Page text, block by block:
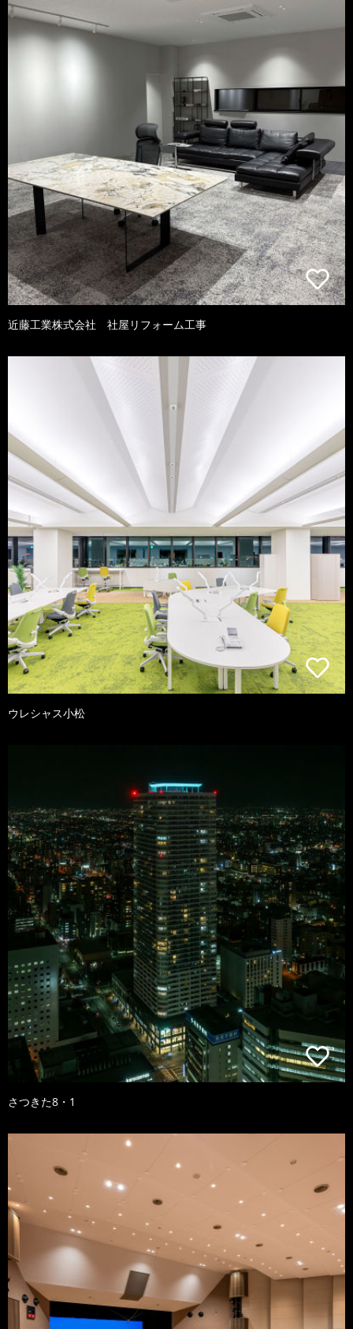
近藤工業株式会社 社屋リフォーム工事
ウレシャス小松
さつきた8・1